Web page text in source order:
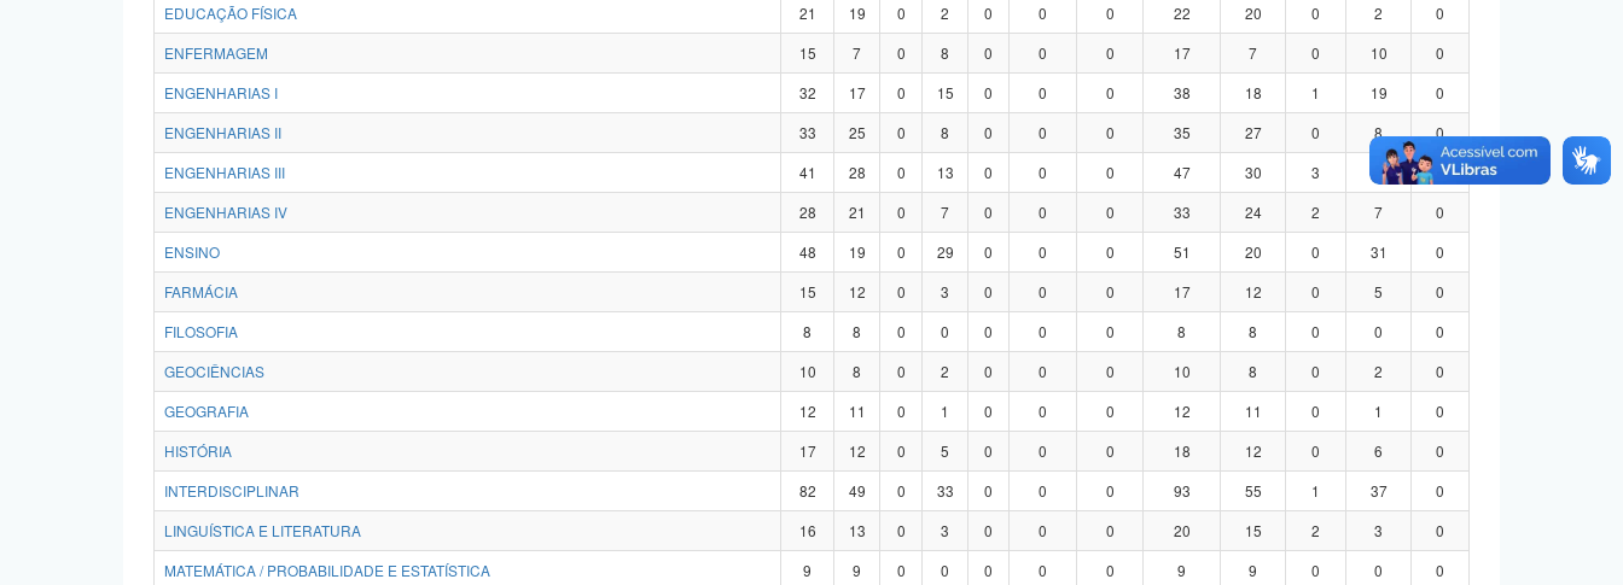
EDUCAÇÃO FÍSICA
21 19 0 2 0 0 0 22 20 0 2
0
ENFERMAGEM
15 7 0 8 0 0 0 17 7 0 10
0
ENGENHARIAS I
32 17 0 15 0 0 0 38 18 1 19
0
ENGENHARIAS II
33 25 0 8 0 0 0 35 27 0 8
0
ENGENHARIAS III
41 28 0 13 0 0 0 47 30 3 14
0
ENGENHARIAS IV
28 21 0 7 0 0 0 33 24 2 7
0
ENSINO
48 19 0 29 0 0 0 51 20 0 31
0
FARMÁCIA
15 12 0 3 0 0 0 17 12 0 5
0
FILOSOFIA
8 8 0 0 0 0 0 8 8 0 0
0
GEOCIÊNCIAS
10 8 0 2 0 0 0 10 8 0 2
0
GEOGRAFIA
12 11 0 1 0 0 0 12 11 0 1
0
HISTÓRIA
17 12 0 5 0 0 0 18 12 0 6
0
INTERDISCIPLINAR
82 49 0 33 0 0 0 93 55 1 37
0
LINGUÍSTICA E LITERATURA
16 13 0 3 0 0 0 20 15 2 3
0
MATEMÁTICA / PROBABILIDADE E ESTATÍSTICA
9 9 0 0 0 0 0 9 9 0 0
0